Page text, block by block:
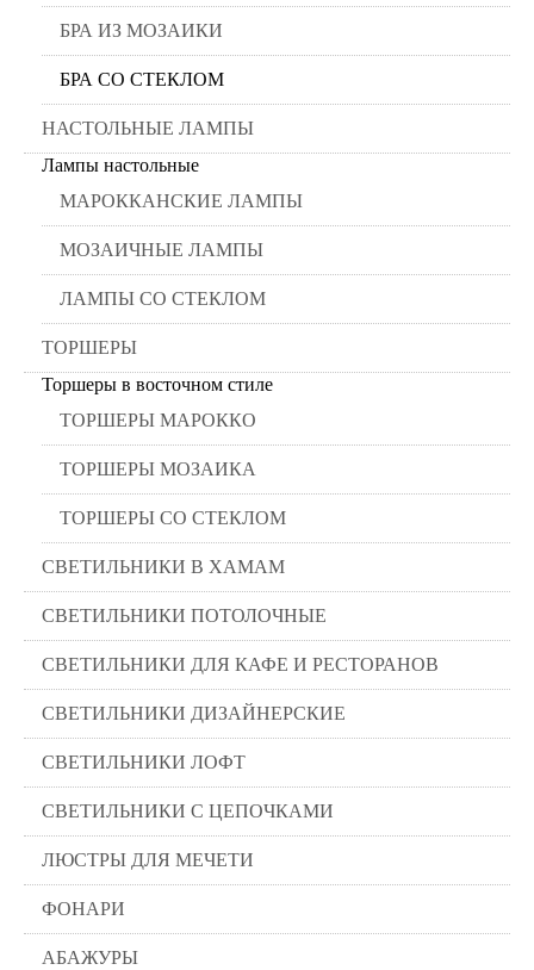
БРА ИЗ МОЗАИКИ
БРА СО СТЕКЛОМ
НАСТОЛЬНЫЕ ЛАМПЫ
Лампы настольные
МАРОККАНСКИЕ ЛАМПЫ
МОЗАИЧНЫЕ ЛАМПЫ
ЛАМПЫ СО СТЕКЛОМ
ТОРШЕРЫ
Торшеры в восточном стиле
ТОРШЕРЫ МАРОККО
ТОРШЕРЫ МОЗАИКА
ТОРШЕРЫ СО СТЕКЛОМ
СВЕТИЛЬНИКИ В ХАМАМ
СВЕТИЛЬНИКИ ПОТОЛОЧНЫЕ
СВЕТИЛЬНИКИ ДЛЯ КАФЕ И РЕСТОРАНОВ
СВЕТИЛЬНИКИ ДИЗАЙНЕРСКИЕ
СВЕТИЛЬНИКИ ЛОФТ
СВЕТИЛЬНИКИ С ЦЕПОЧКАМИ
ЛЮСТРЫ ДЛЯ МЕЧЕТИ
ФОНАРИ
АБАЖУРЫ